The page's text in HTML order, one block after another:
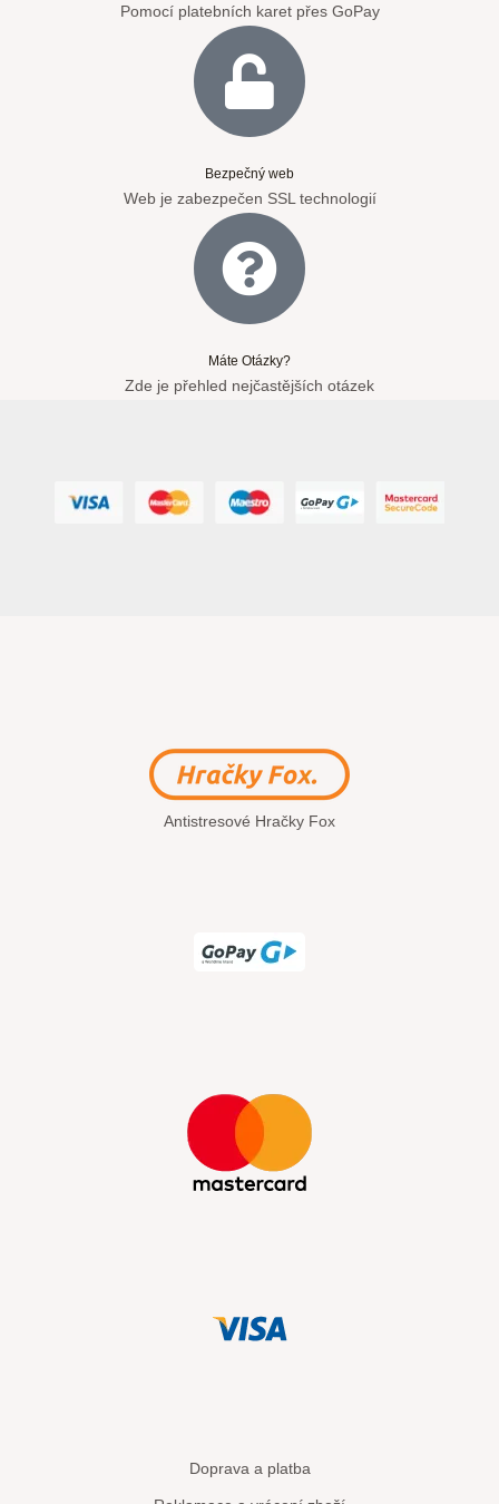
Pomocí platebních karet přes GoPay
Bezpečný web
Web je zabezpečen SSL technologií
Máte Otázky?
Zde je přehled nejčastějších otázek
Antistresové Hračky Fox
Doprava a platba